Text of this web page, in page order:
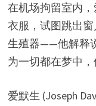
在机场拘留室内，
衣服，试图跳出
生殖器——他解释
为一切都在梦中，
爱默生 (Joseph